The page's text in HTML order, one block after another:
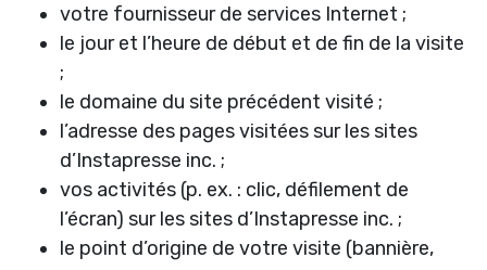
votre fournisseur de services Internet ;
le jour et l’heure de début et de fin de la visite
;
le domaine du site précédent visité ;
l’adresse des pages visitées sur les sites
d’Instapresse inc. ;
vos activités (p. ex. : clic, défilement de
l’écran) sur les sites d’Instapresse inc. ;
le point d’origine de votre visite (bannière,